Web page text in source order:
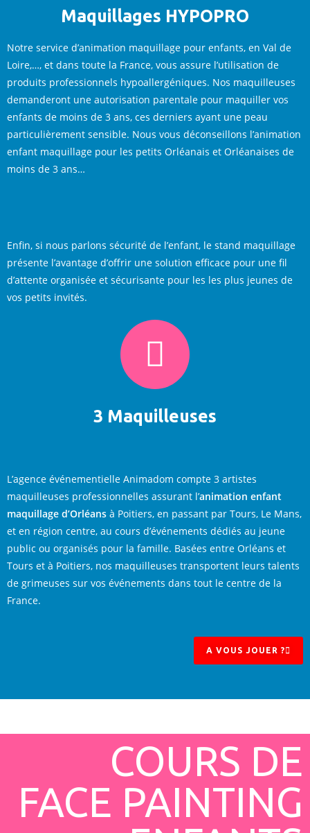
Maquillages HYPOPRO
Notre service d’animation maquillage pour enfants, en Val de
Loire,…, et dans toute la France, vous assure l’utilisation de
produits professionnels hypoallergéniques. Nos maquilleuses
demanderont une autorisation parentale pour maquiller vos
enfants de moins de 3 ans, ces derniers ayant une peau
particulièrement sensible. Nous vous déconseillons l’animation
enfant maquillage pour les petits Orléanais et Orléanaises de
moins de 3 ans…
Enfin, si nous parlons sécurité de l’enfant, le stand maquillage
présente l’avantage d’offrir une solution efficace pour une fil
d’attente organisée et sécurisante pour les les plus jeunes de
vos petits invités.
3 Maquilleuses
L’agence événementielle Animadom compte 3 artistes
maquilleuses professionnelles assurant l’animation enfant
maquillage d’Orléans à Poitiers, en passant par Tours, Le Mans,
et en région centre, au cours d’événements dédiés au jeune
public ou organisés pour la famille. Basées entre Orléans et
Tours et à Poitiers, nos maquilleuses transportent leurs talents
de grimeuses sur vos événements dans tout le centre de la
France.
A VOUS JOUER ?
COURS DE
FACE PAINTING